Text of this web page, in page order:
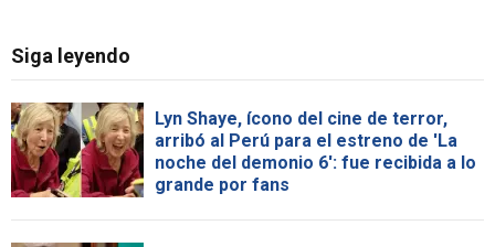
Siga leyendo
Lyn Shaye, ícono del cine de terror,
arribó al Perú para el estreno de 'La
noche del demonio 6': fue recibida a lo
grande por fans